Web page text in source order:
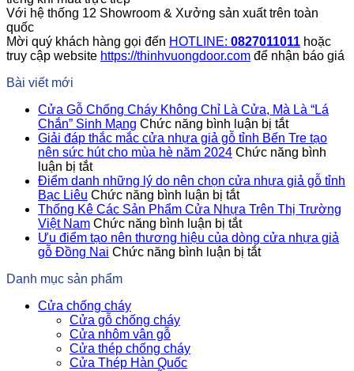
Với hệ thống 12 Showroom & Xưởng sản xuất trên toàn
quốc
Mời quý khách hàng gọi đến HOTLINE: 0827011011 hoặc
truy cập website https://thinhvuongdoor.com để nhận báo giá
Bài viết mới
Cửa Gỗ Chống Cháy Không Chỉ Là Cửa, Mà Là “Lá
Chắn” Sinh Mạng Chức năng bình luận bị tắtở
Cửa
Gỗ
Cháy
Chỉ
Cửa,
Giải đáp thắc mắc cửa nhựa giả gỗ tỉnh Bến Tre tạo
nên sức hút cho mùa hè năm 2024 Chức năng bình
luận bị tắtở
Giải
đáp
thắc
mắc
cửa
nhựa
gỗ
Bến
Tre
tạo
nên
sức
Điểm danh những lý do nên chọn cửa nhựa giả gỗ tỉnh
Bạc Liêu Chức năng bình luận bị tắtở
Điểm
danh
những
lý
Thống Kê Các Sản Phẩm Cửa Nhựa Trên Thị Trường
Việt Nam Chức năng bình luận bị tắtở
Thống
Kê
Ưu điểm tạo nên thương hiệu của dòng cửa nhựa giả
gỗ Đồng Nai Chức năng bình luận bị tắtở
Danh mục sản phẩm
Cửa chống cháy
Cửa gỗ chống cháy
Cửa nhôm vân gỗ
Cửa thép chống cháy
Cửa Thép Hàn Quốc